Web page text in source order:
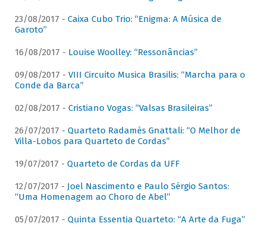
23/08/2017 - Caixa Cubo Trio: “Enigma: A Música de
Garoto”
16/08/2017 - Louise Woolley: “Ressonâncias”
09/08/2017 - VIII Circuito Musica Brasilis: “Marcha para o
Conde da Barca”
02/08/2017 - Cristiano Vogas: “Valsas Brasileiras”
26/07/2017 - Quarteto Radamés Gnattali: “O Melhor de
Villa-Lobos para Quarteto de Cordas”
19/07/2017 - Quarteto de Cordas da UFF
12/07/2017 - Joel Nascimento e Paulo Sérgio Santos:
“Uma Homenagem ao Choro de Abel”
05/07/2017 - Quinta Essentia Quarteto: “A Arte da Fuga”